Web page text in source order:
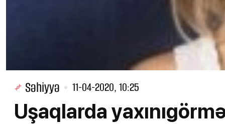
Səhiyyə 11-04-2020, 10:25
Uşaqlarda